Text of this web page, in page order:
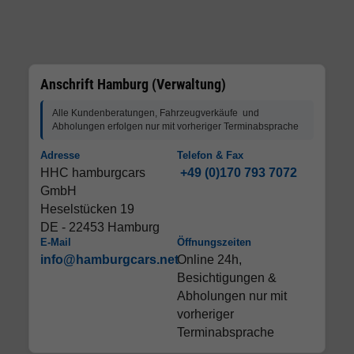
Anschrift Hamburg (Verwaltung)
Alle Kundenberatungen, Fahrzeugverkäufe und
Abholungen erfolgen nur mit vorheriger Terminabsprache
Adresse
HHC hamburgcars
GmbH
Heselstücken 19
DE - 22453 Hamburg
Telefon & Fax
+49 (0)170 793 7072
E-Mail
info@hamburgcars.net
Öffnungszeiten
Online 24h,
Besichtigungen &
Abholungen nur mit
vorheriger
Terminabsprache